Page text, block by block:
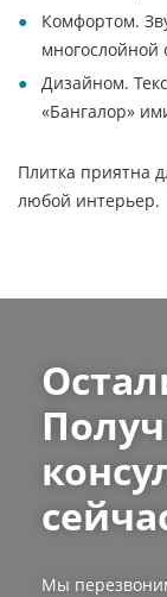
Комфортом.
многослойной
Дизайном.
«Бангалор»
Плитка приятна
любой интерьер.
Мы